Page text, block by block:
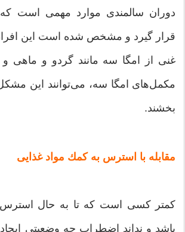
دوران سالمندی موارد مهمی است كه
قرار گیرد و مشخص شده است این
غنی از امگا سه مانند گردو و
مكمل‌های امگا سه، می‌توانند این مشكل
بخشند.
مقابله با استرس به كمك مواد غذایی
كمتر كسی است كه تا به حال استرس
باشد و نداند اضطراب چه وضعیتی ایجاد